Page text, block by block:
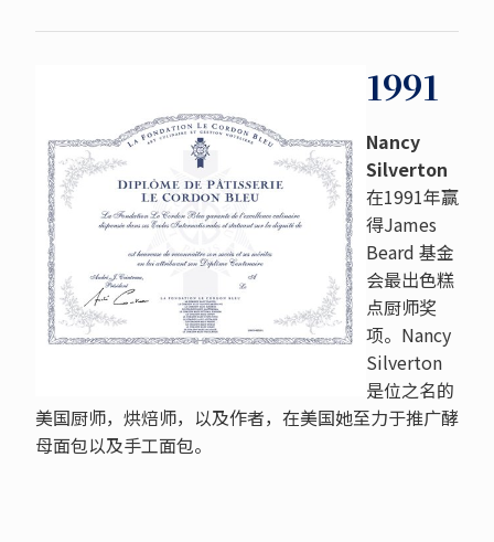
1991
Nancy
Silverton
在1991年赢
得James
Beard 基金
会最出色糕
点厨师奖
项。Nancy
Silverton
是位之名的
美国厨师，烘焙师，以及作者，在美国她至力于推广酵
母面包以及手工面包。